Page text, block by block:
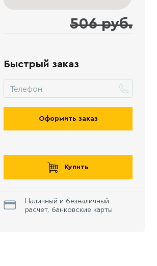
506 руб.
Быстрый заказ
Оформить заказ
Купить
Наличный и безналичный
расчет, банковские карты